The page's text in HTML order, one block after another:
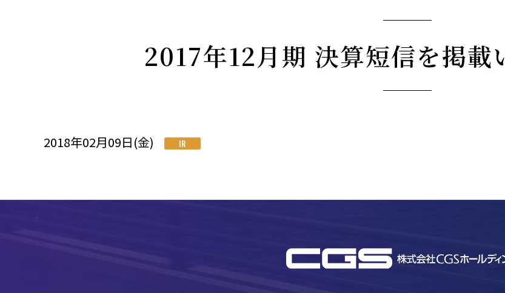
2017年12月期 決算短信を掲載
2018年02月09日(金) IR